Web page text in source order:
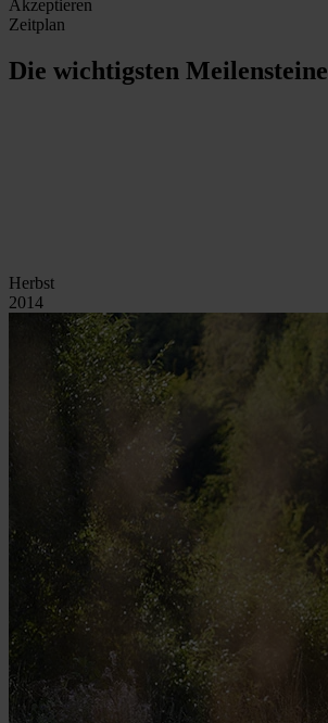
Akzeptieren
Zeitplan
Die wichtigsten Meilensteine
Herbst
2014